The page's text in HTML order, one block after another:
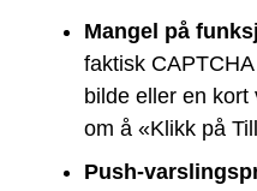
Mangel på
faktisk
bilde eller en
om å «Klikk på
Push-